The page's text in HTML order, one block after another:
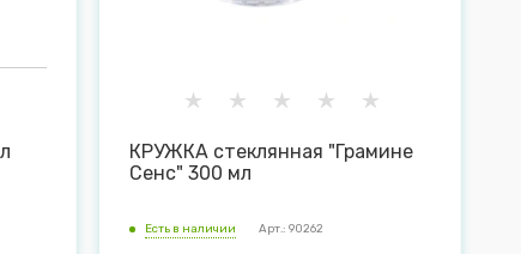
КРУЖКА стеклянная "Грамине
Сенс" 300 мл
Есть в наличии Арт.: 90262